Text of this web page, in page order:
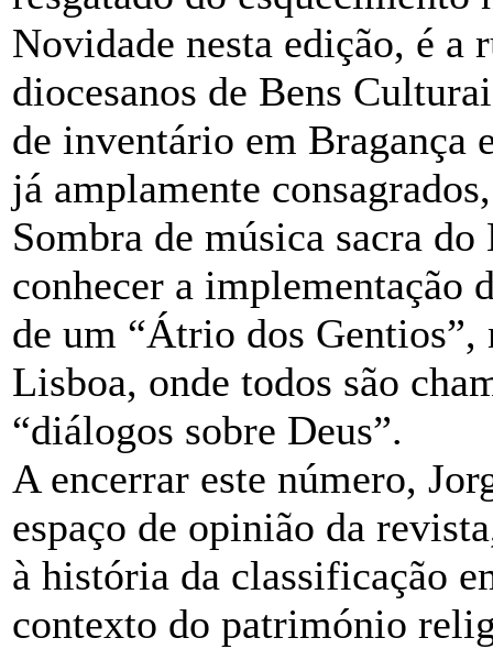
Novidade nesta edição, é a
diocesanos de Bens
de inventário em Bragança
já amplamente
Sombra de música sacra
conhecer a implementação
de um “Átrio dos
Lisboa, onde todos são
“diálogos sobre Deus”.
A encerrar este número,
espaço de opinião da
à história da classificação
contexto do património